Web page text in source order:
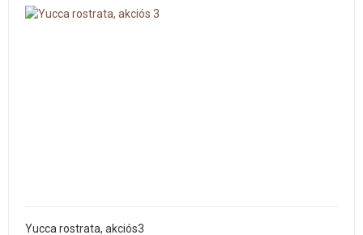
Yucca rostrata, akciós3